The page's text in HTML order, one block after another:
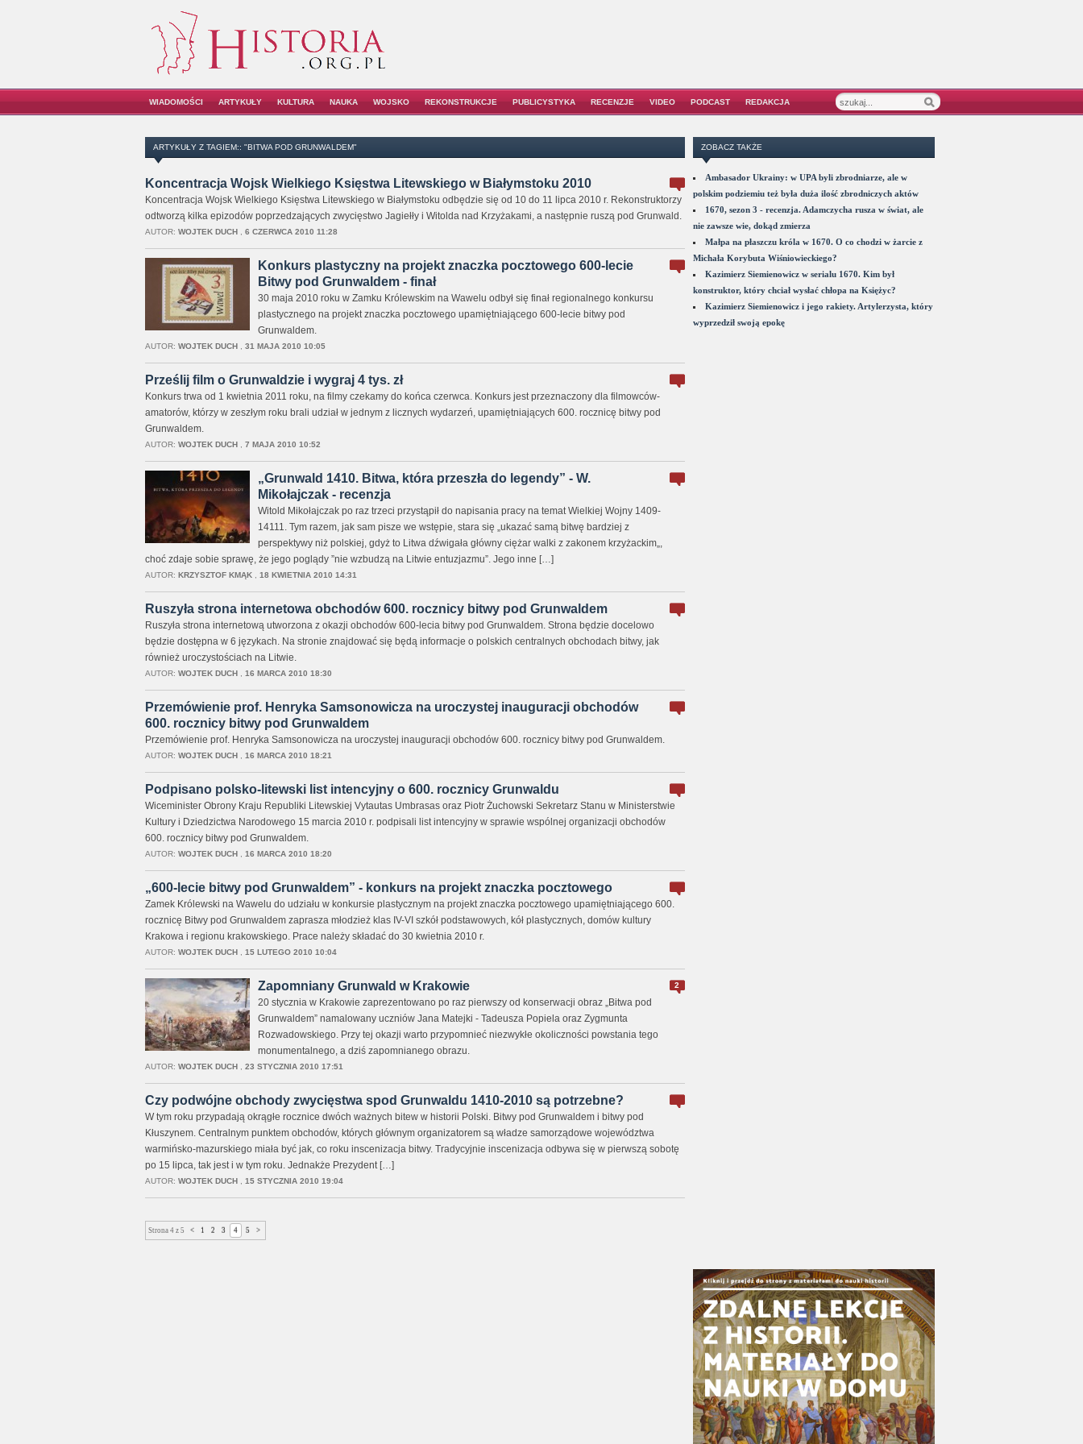
WIADOMOŚCI ARTYKUŁY KULTURA NAUKA WOJSKO REKONSTRUKCJE PUBLICYSTYKA RECENZJE VIDEO PODCAST REDAKCJA
ARTYKUŁY Z TAGIEM:: "BITWA POD GRUNWALDEM"
Koncentracja Wojsk Wielkiego Księstwa Litewskiego w Białymstoku 2010
Koncentracja Wojsk Wielkiego Księstwa Litewskiego w Białymstoku odbędzie się od 10 do 11 lipca 2010 r. Rekonstruktorzy
odtworzą kilka epizodów poprzedzających zwycięstwo Jagiełły i Witolda nad Krzyżakami, a następnie ruszą pod Grunwald.
AUTOR: WOJTEK DUCH, 6 CZERWCA 2010 11:28
Konkurs plastyczny na projekt znaczka pocztowego 600-lecie
Bitwy pod Grunwaldem - finał
30 maja 2010 roku w Zamku Królewskim na Wawelu odbył się finał regionalnego konkursu
plastycznego na projekt znaczka pocztowego upamiętniającego 600-lecie bitwy pod
Grunwaldem.
AUTOR: WOJTEK DUCH, 31 MAJA 2010 10:05
Prześlij film o Grunwaldzie i wygraj 4 tys. zł
Konkurs trwa od 1 kwietnia 2011 roku, na filmy czekamy do końca czerwca. Konkurs jest przeznaczony dla filmowców-
amatorów, którzy w zeszłym roku brali udział w jednym z licznych wydarzeń, upamiętniających 600. rocznicę bitwy pod
Grunwaldem.
AUTOR: WOJTEK DUCH, 7 MAJA 2010 10:52
„Grunwald 1410. Bitwa, która przeszła do legendy” - W.
Mikołajczak - recenzja
Witold Mikołajczak po raz trzeci przystąpił do napisania pracy na temat Wielkiej Wojny 1409-
14111. Tym razem, jak sam pisze we wstępie, stara się „ukazać samą bitwę bardziej z
perspektywy niż polskiej, gdyż to Litwa dźwigała główny ciężar walki z zakonem krzyżackim„,
choć zdaje sobie sprawę, że jego poglądy ”nie wzbudzą na Litwie entuzjazmu”. Jego inne […]
AUTOR: KRZYSZTOF KMĄK, 18 KWIETNIA 2010 14:31
Ruszyła strona internetowa obchodów 600. rocznicy bitwy pod Grunwaldem
Ruszyła strona internetową utworzona z okazji obchodów 600-lecia bitwy pod Grunwaldem. Strona będzie docelowo
będzie dostępna w 6 językach. Na stronie znajdować się będą informacje o polskich centralnych obchodach bitwy, jak
również uroczystościach na Litwie.
AUTOR: WOJTEK DUCH, 16 MARCA 2010 18:30
Przemówienie prof. Henryka Samsonowicza na uroczystej inauguracji obchodów
600. rocznicy bitwy pod Grunwaldem
Przemówienie prof. Henryka Samsonowicza na uroczystej inauguracji obchodów 600. rocznicy bitwy pod Grunwaldem.
AUTOR: WOJTEK DUCH, 16 MARCA 2010 18:21
Podpisano polsko-litewski list intencyjny o 600. rocznicy Grunwaldu
Wiceminister Obrony Kraju Republiki Litewskiej Vytautas Umbrasas oraz Piotr Żuchowski Sekretarz Stanu w Ministerstwie
Kultury i Dziedzictwa Narodowego 15 marcia 2010 r. podpisali list intencyjny w sprawie wspólnej organizacji obchodów
600. rocznicy bitwy pod Grunwaldem.
AUTOR: WOJTEK DUCH, 16 MARCA 2010 18:20
„600-lecie bitwy pod Grunwaldem” - konkurs na projekt znaczka pocztowego
Zamek Królewski na Wawelu do udziału w konkursie plastycznym na projekt znaczka pocztowego upamiętniającego 600.
rocznicę Bitwy pod Grunwaldem zaprasza młodzież klas IV-VI szkół podstawowych, kół plastycznych, domów kultury
Krakowa i regionu krakowskiego. Prace należy składać do 30 kwietnia 2010 r.
AUTOR: WOJTEK DUCH, 15 LUTEGO 2010 10:04
2
Zapomniany Grunwald w Krakowie
20 stycznia w Krakowie zaprezentowano po raz pierwszy od konserwacji obraz „Bitwa pod
Grunwaldem” namalowany uczniów Jana Matejki - Tadeusza Popiela oraz Zygmunta
Rozwadowskiego. Przy tej okazji warto przypomnieć niezwykłe okoliczności powstania tego
monumentalnego, a dziś zapomnianego obrazu.
AUTOR: WOJTEK DUCH, 23 STYCZNIA 2010 17:51
Czy podwójne obchody zwycięstwa spod Grunwaldu 1410-2010 są potrzebne?
W tym roku przypadają okrągłe rocznice dwóch ważnych bitew w historii Polski. Bitwy pod Grunwaldem i bitwy pod
Kłuszynem. Centralnym punktem obchodów, których głównym organizatorem są władze samorządowe województwa
warmińsko-mazurskiego miała być jak, co roku inscenizacja bitwy. Tradycyjnie inscenizacja odbywa się w pierwszą sobotę
po 15 lipca, tak jest i w tym roku. Jednakże Prezydent […]
AUTOR: WOJTEK DUCH, 15 STYCZNIA 2010 19:04
Strona 4 z 5 < 1 2 3 4 5 >
ZOBACZ TAKŻE
Ambasador Ukrainy: w UPA byli zbrodniarze, ale w
polskim podziemiu też była duża ilość zbrodniczych aktów
1670, sezon 3 - recenzja. Adamczycha rusza w świat, ale
nie zawsze wie, dokąd zmierza
Małpa na płaszczu króla w 1670. O co chodzi w żarcie z
Michała Korybuta Wiśniowieckiego?
Kazimierz Siemienowicz w serialu 1670. Kim był
konstruktor, który chciał wysłać chłopa na Księżyc?
Kazimierz Siemienowicz i jego rakiety. Artylerzysta, który
wyprzedził swoją epokę